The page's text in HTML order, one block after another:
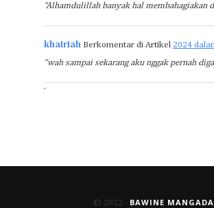
“Alhamdulillah banyak hal membahagiakan
khairiah Berkomentar di Artikel 2024
“wah sampai sekarang aku nggak pernah
`
© 2022 - BAWINE MANGADA